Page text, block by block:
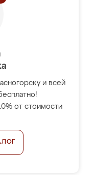
и всей
от стоимости